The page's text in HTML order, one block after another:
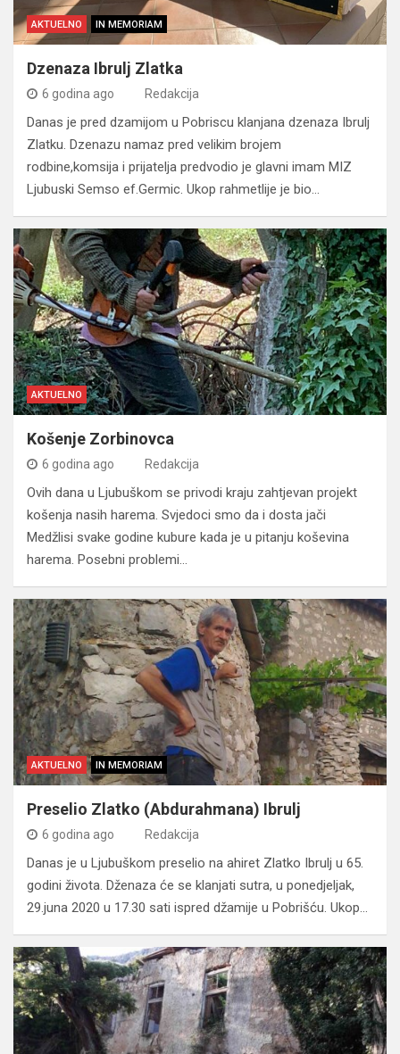
AKTUELNO IN MEMORIAM
Dzenaza Ibrulj Zlatka
6 godina ago Redakcija
Danas je pred dzamijom u Pobriscu klanjana dzenaza Ibrulj
Zlatku. Dzenazu namaz pred velikim brojem
rodbine,komsija i prijatelja predvodio je glavni imam MIZ
Ljubuski Semso ef.Germic. Ukop rahmetlije je bio…
AKTUELNO
Košenje Zorbinovca
6 godina ago Redakcija
Ovih dana u Ljubuškom se privodi kraju zahtjevan projekt
košenja nasih harema. Svjedoci smo da i dosta jači
Medžlisi svake godine kubure kada je u pitanju koševina
harema. Posebni problemi…
AKTUELNO IN MEMORIAM
Preselio Zlatko (Abdurahmana) Ibrulj
6 godina ago Redakcija
Danas je u Ljubuškom preselio na ahiret Zlatko Ibrulj u 65.
godini života. Dženaza će se klanjati sutra, u ponedjeljak,
29.juna 2020 u 17.30 sati ispred džamije u Pobrišću. Ukop…